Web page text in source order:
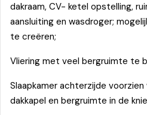
dakraam, CV- ketel opstelling,
aansluiting en wasdroger;
te creëren;
Vliering met veel bergruimte te
Slaapkamer achterzijde
dakkapel en bergruimte in de